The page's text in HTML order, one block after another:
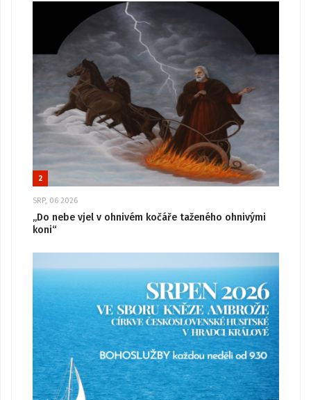
2
SRP, 06 2026
„Do nebe vjel v ohnivém kočáře taženého ohnivými
koni“